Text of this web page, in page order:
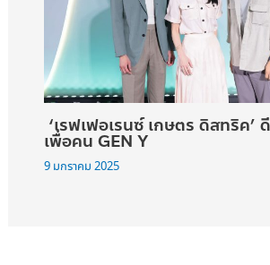
‘เรฟเฟอเรนซ์ เกษตร ดิสทริค’
เพื่อคน GEN Y
9 มกราคม 2025